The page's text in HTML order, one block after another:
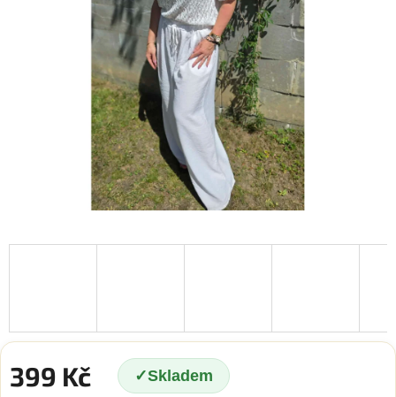
399 Kč Skladem